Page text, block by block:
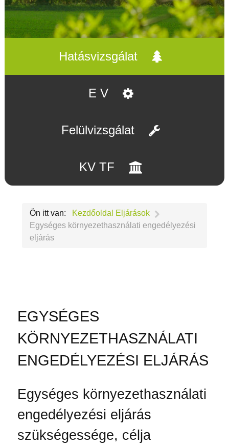
Hatásvizsgálat
E V
Felülvizsgálat
KV TF
Ön itt van: Kezdőoldal
Eljárások
Egységes környezethasználati engedélyezési
eljárás
EGYSÉGES
KÖRNYEZETHASZNÁLATI
ENGEDÉLYEZÉSI ELJÁRÁS
Egységes környezethasználati
engedélyezési eljárás
szükségessége, célja